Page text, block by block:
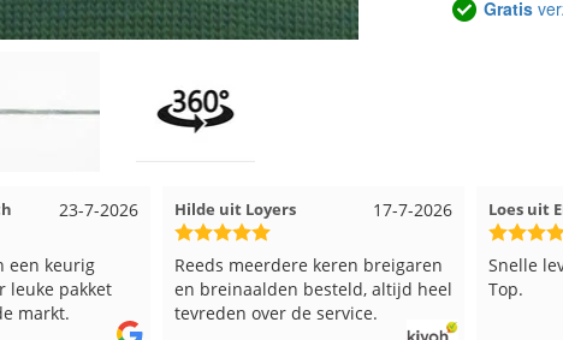
Gratis
17-7-2026
Hilde uit Loyers
Reeds meerdere keren breigaren
en breinaalden besteld, altijd heel
tevreden over de service.
Loes uit EMMELOORD
Snelle levering en keurig
Top.